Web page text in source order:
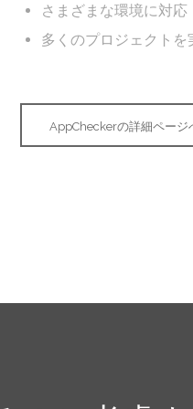
さまざまな環境に対応
多くのプロジェクト
AppCheckerの詳細ページ